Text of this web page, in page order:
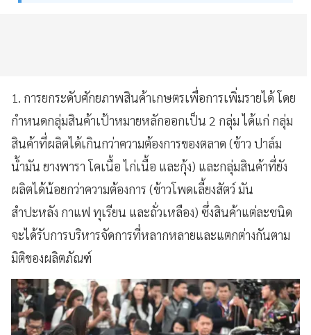
1. การยกระดับศักยภาพสินค้าเกษตรเพื่อการเพิ่มรายได้ โดย
กำหนดกลุ่มสินค้าเป้าหมายหลักออกเป็น 2 กลุ่ม ได้แก่ กลุ่ม
สินค้าที่ผลิตได้เกินกว่าความต้องการของตลาด (ข้าว ปาล์ม
น้ำมัน ยางพารา โคเนื้อ ไก่เนื้อ และกุ้ง) และกลุ่มสินค้าที่ยัง
ผลิตได้น้อยกว่าความต้องการ (ข้าวโพดเลี้ยงสัตว์ มัน
สำปะหลัง กาแฟ ทุเรียน และถั่วเหลือง) ซึ่งสินค้าแต่ละชนิด
จะได้รับการบริหารจัดการที่หลากหลายและแตกต่างกันตาม
มิติของผลิตภัณฑ์